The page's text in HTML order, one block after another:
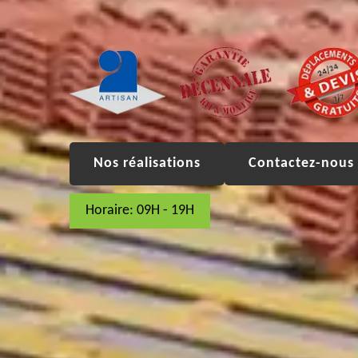
Nos réalisations Contactez-nous
Horaire: 09H - 19H